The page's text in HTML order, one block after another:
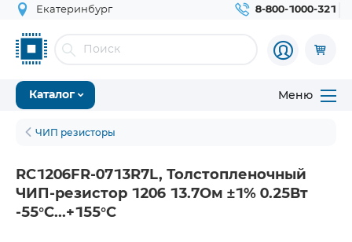
Екатеринбург 8-800-1000-321
Каталог Меню
ЧИП резисторы
RC1206FR-0713R7L, Толстопленочный
ЧИП-резистор 1206 13.7Ом ±1% 0.25Вт
-55°С...+155°С